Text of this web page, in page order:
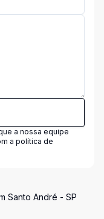
a nossa equipe
a política de
Santo André - SP